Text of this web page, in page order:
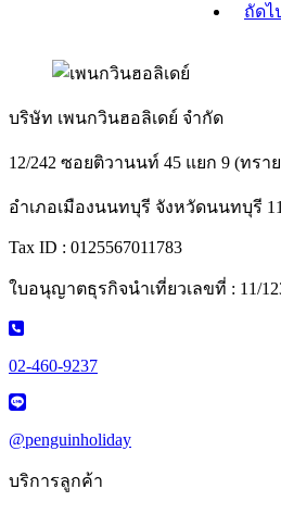
ถัดไ
บริษัท เพนกวินฮอลิเดย์ จำกัด
12/242 ซอยติวานนท์ 45 แยก 9 (ทร
อำเภอเมืองนนทบุรี จังหวัดนนทบุรี
Tax ID : 0125567011783
ใบอนุญาตธุรกิจนำเที่ยวเลขที่ : 11/
02-460-9237
@penguinholiday
บริการลูกค้า